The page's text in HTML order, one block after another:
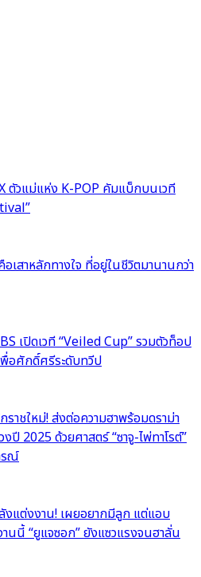
ตัวแม่แห่ง K-POP คัมแบ็กบนเวที
เสาหลักทางใจ ที่อยู่ในชีวิตมานานกว่า
เปิดเวที “Veiled Cup” รวมตัวท็อป
พื่อศักดิ์ศรีระดับทวีป
าชใหม่! ส่งต่อความฮาพร้อมดราม่า
ปี 2025 ด้วยศาสตร์ “ซาจู-ไพ่ทาโรต์”
รณ์
งแต่งงาน! เผยอยากมีลูก แต่แอบ
นนี้ “ยูแจซอก” ยังแซวแรงจนฮาลั่น